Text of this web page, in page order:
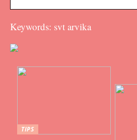
Keywords: svt arvika
TIPS